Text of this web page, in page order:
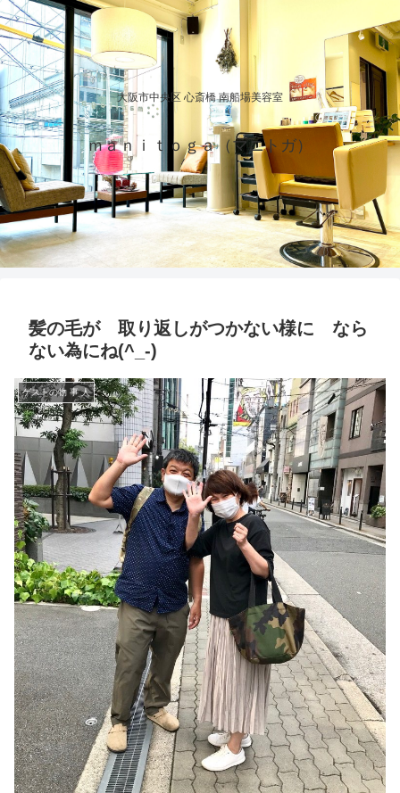
大阪市中央区 心斎橋 南船場美容室
ｍａｎｉｔｏｇａ（マニトガ）
髪の毛が 取り返しがつかない様に なら
ない為にね(^_-)
ゲストの物 事 人